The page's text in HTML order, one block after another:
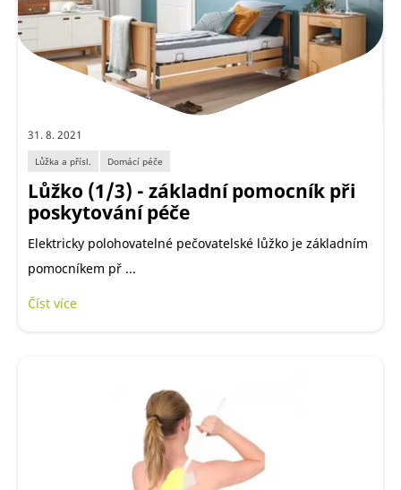
31. 8. 2021
Lůžka a přísl. Domácí péče
Lůžko (1/3) - základní pomocník při
poskytování péče
Elektricky polohovatelné pečovatelské lůžko je základním
pomocníkem př ...
Číst více